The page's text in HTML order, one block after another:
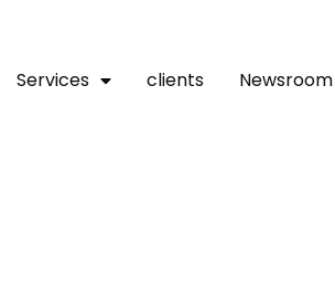
Services clients Newsroom